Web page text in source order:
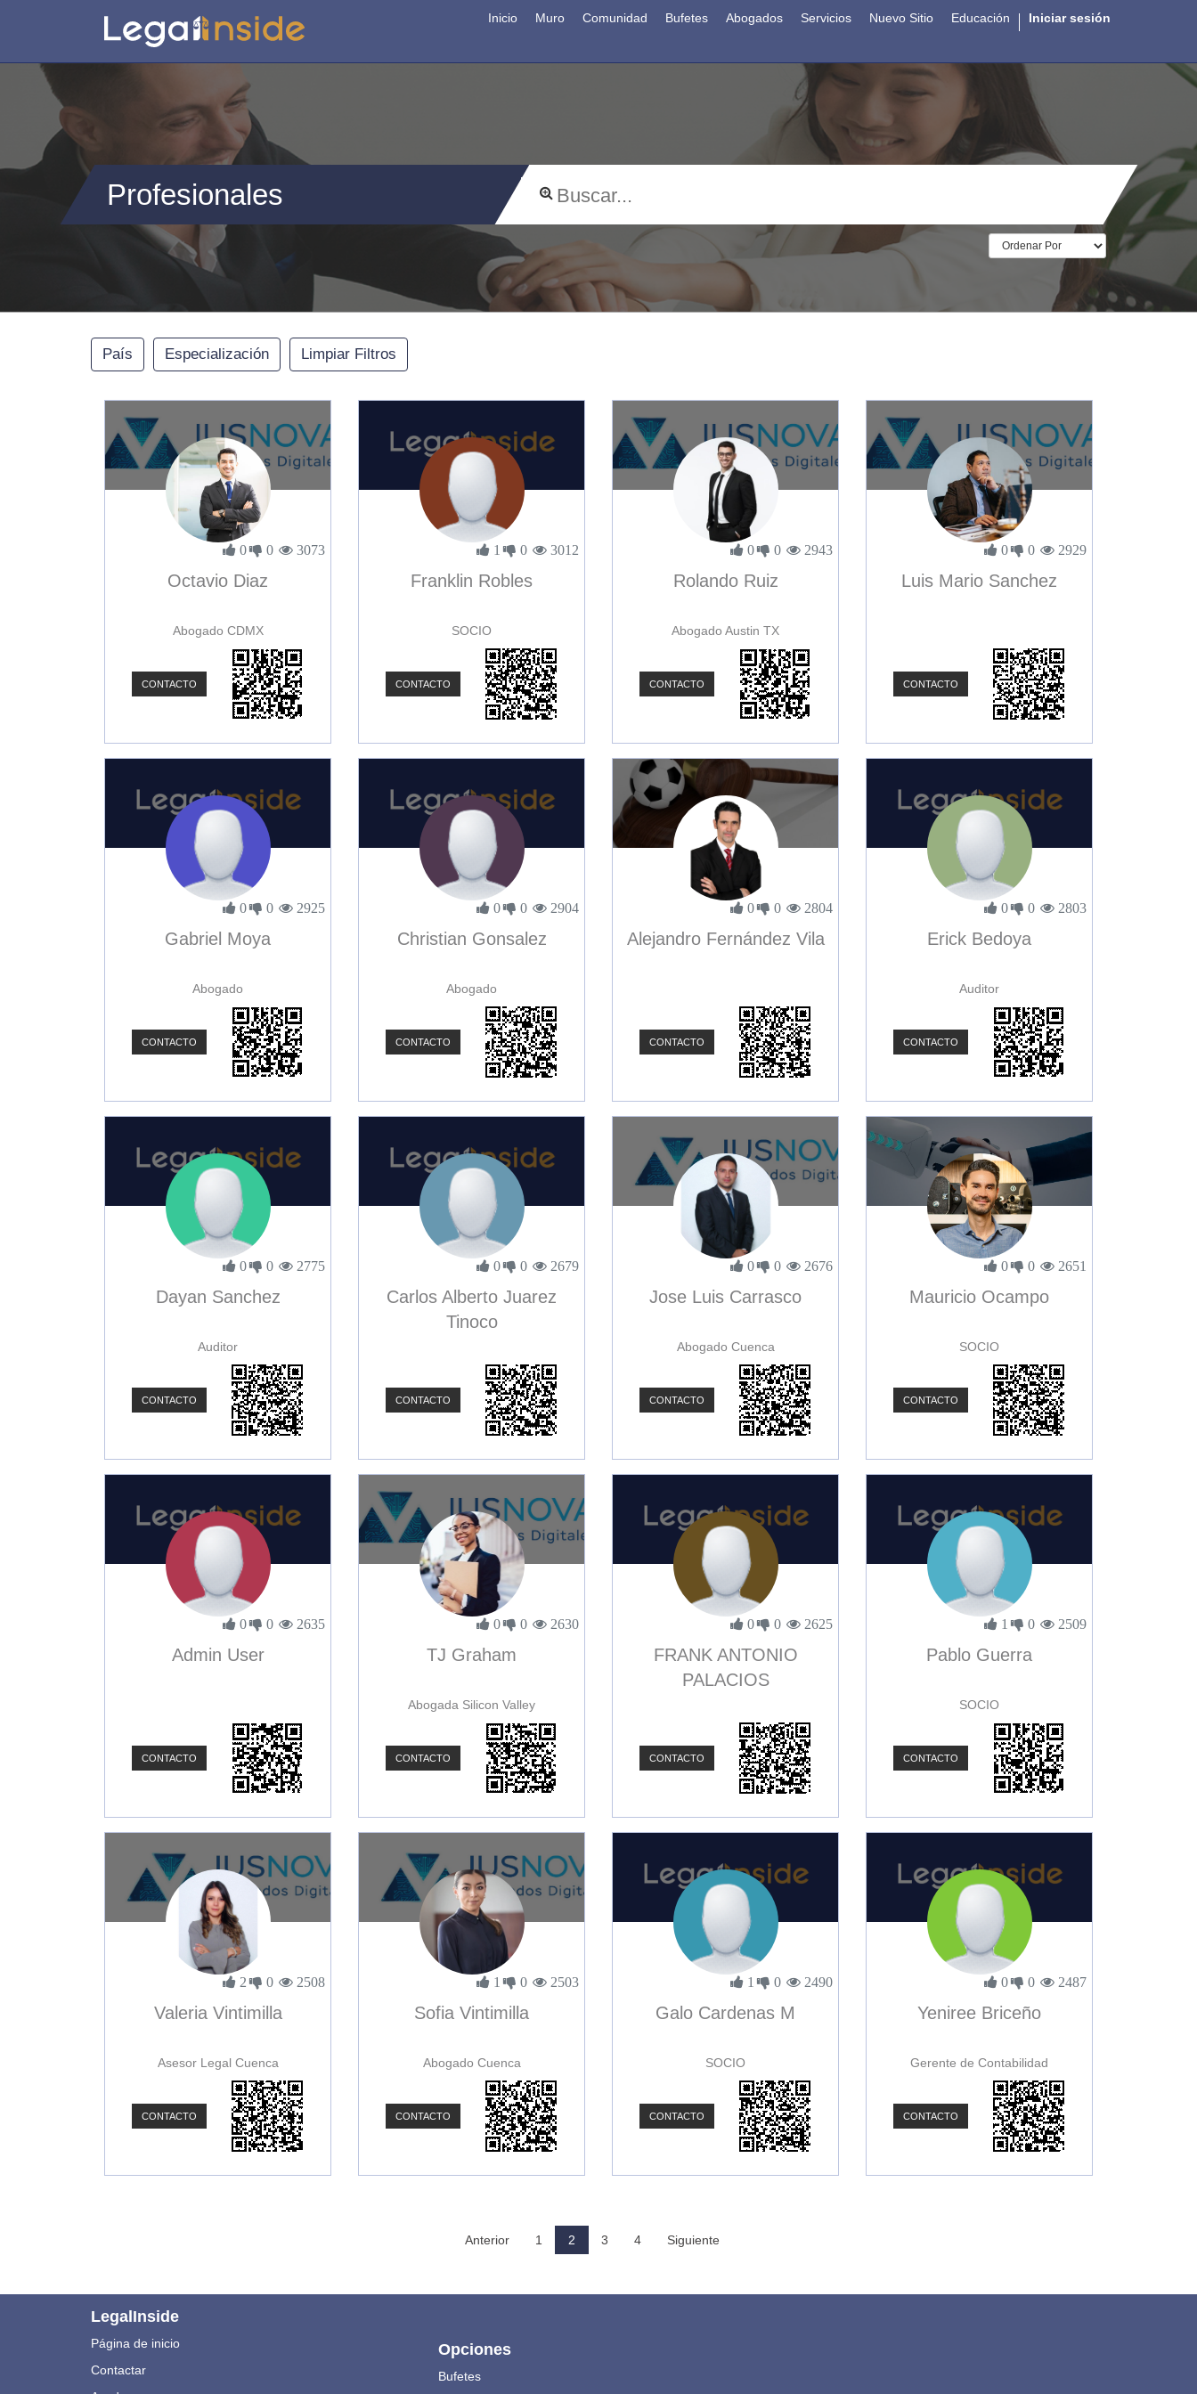
Inicio Muro Comunidad Bufetes Abogados Servicios Nuevo Sitio Educación Iniciar sesión
Profesionales
País Especialización Limpiar Filtros
0 0 3073
Octavio Diaz
Abogado CDMX
CONTACTO
1 0 3012
Franklin Robles
SOCIO
CONTACTO
0 0 2943
Rolando Ruiz
Abogado Austin TX
CONTACTO
0 0 2929
Luis Mario Sanchez
CONTACTO
0 0 2925
Gabriel Moya
Abogado
CONTACTO
0 0 2904
Christian Gonsalez
Abogado
CONTACTO
0 0 2804
Alejandro Fernández Vila
CONTACTO
0 0 2803
Erick Bedoya
Auditor
CONTACTO
0 0 2775
Dayan Sanchez
Auditor
CONTACTO
0 0 2679
Carlos Alberto Juarez
Tinoco
CONTACTO
0 0 2676
Jose Luis Carrasco
Abogado Cuenca
CONTACTO
0 0 2651
Mauricio Ocampo
SOCIO
CONTACTO
0 0 2635
Admin User
CONTACTO
0 0 2630
TJ Graham
Abogada Silicon Valley
CONTACTO
0 0 2625
FRANK ANTONIO
PALACIOS
CONTACTO
1 0 2509
Pablo Guerra
SOCIO
CONTACTO
2 0 2508
Valeria Vintimilla
Asesor Legal Cuenca
CONTACTO
1 0 2503
Sofia Vintimilla
Abogado Cuenca
CONTACTO
1 0 2490
Galo Cardenas M
SOCIO
CONTACTO
0 0 2487
Yeniree Briceño
Gerente de Contabilidad
CONTACTO
Anterior 1 2 3 4 Siguiente
LegalInside
Página de inicio
Contactar
Opciones
Bufetes